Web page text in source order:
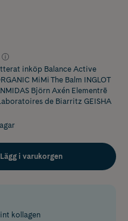
inköp Balance Active
MiMi The Balm INGLOT
Björn Axén Elementrē
de Biarritz GEISHA
Lägg i varukorgen
kollagen